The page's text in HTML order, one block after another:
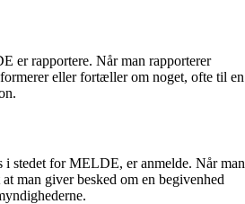
er rapportere. Når man rapporterer
eller fortæller om noget, ofte til en
i stedet for MELDE, er anmelde. Når man
man giver besked om en begivenhed